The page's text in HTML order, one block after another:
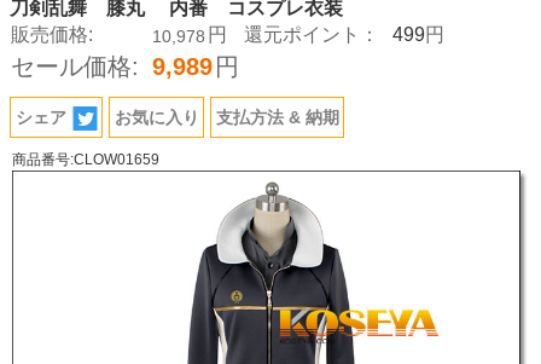
刀剣乱舞 膝丸 内番 コスプレ衣装
販売価格:
10,978 円 還元ポイント： 499円
セール価格: 9,989 円
シェア お気に入り 支払方法 & 納期
商品番号:CLOW01659